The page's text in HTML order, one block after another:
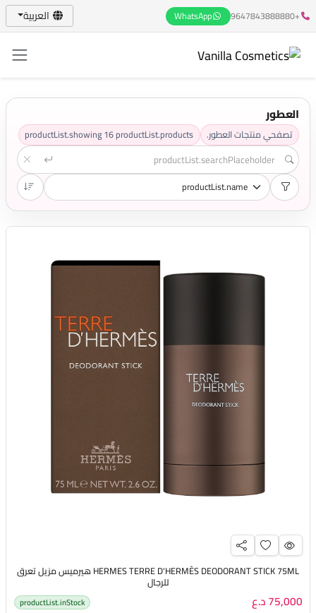
+9647843888880
WhatsApp العربية
العطور
تصفحي منتجات العطور. productList.showing16productList.products
HERMES TERRE D'HERMÈS DEODORANT STICK 75ML هيرميس مزيل تعرق
للرجال
75,000 د.ع productList.inStock